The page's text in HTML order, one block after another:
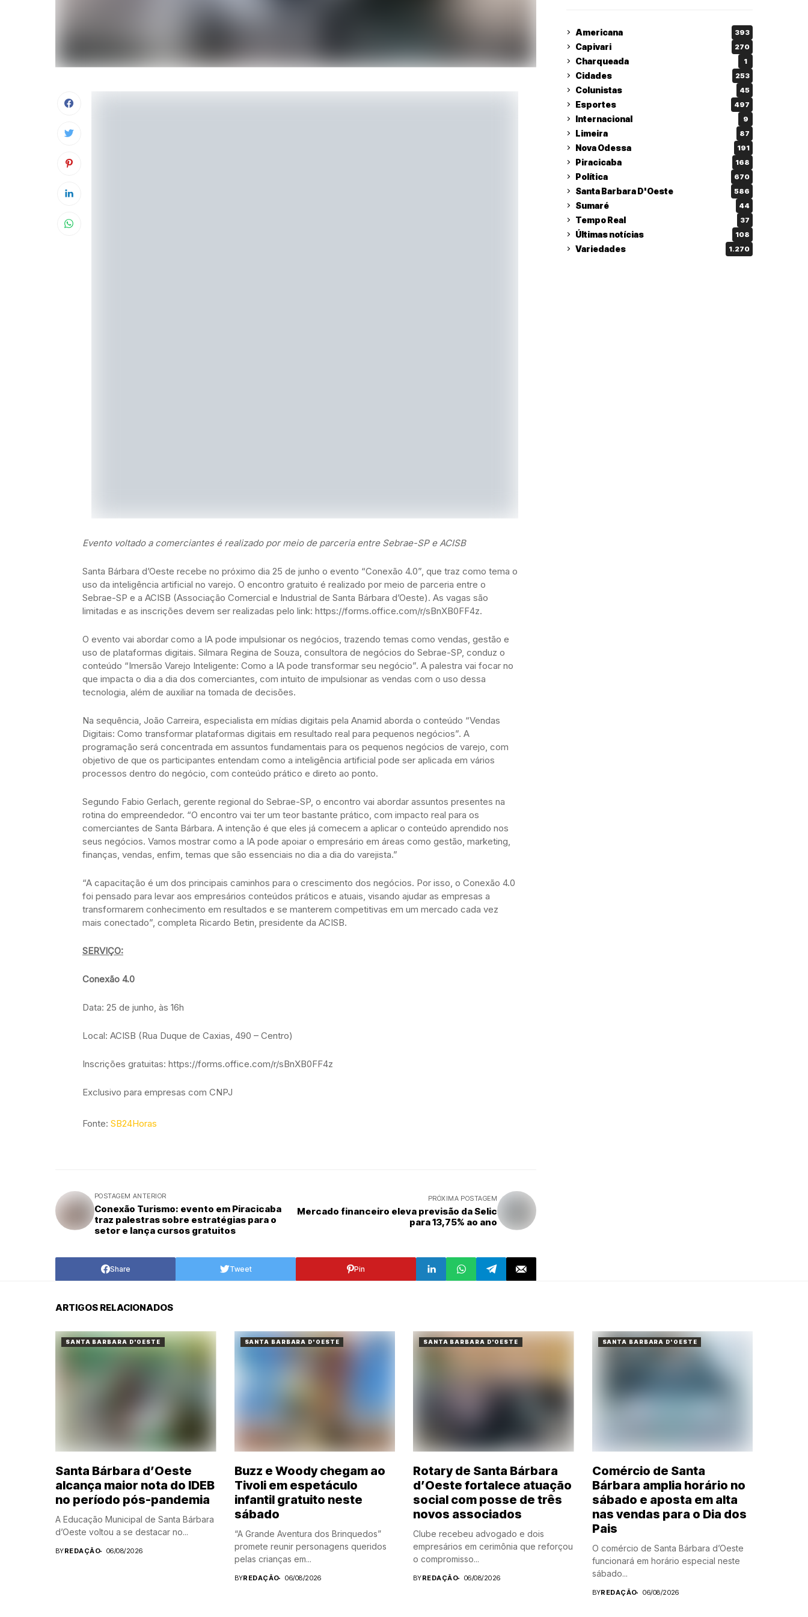
Evento voltado a comerciantes é realizado por meio de parceria entre Sebrae-SP e ACISB
Santa Bárbara d’Oeste recebe no próximo dia 25 de junho o evento “Conexão 4.0”, que traz como tema o
uso da inteligência artificial no varejo. O encontro gratuito é realizado por meio de parceria entre o
Sebrae-SP e a ACISB (Associação Comercial e Industrial de Santa Bárbara d’Oeste). As vagas são
limitadas e as inscrições devem ser realizadas pelo link: https://forms.office.com/r/sBnXB0FF4z.
O evento vai abordar como a IA pode impulsionar os negócios, trazendo temas como vendas, gestão e
uso de plataformas digitais. Silmara Regina de Souza, consultora de negócios do Sebrae-SP, conduz o
conteúdo “Imersão Varejo Inteligente: Como a IA pode transformar seu negócio”. A palestra vai focar no
que impacta o dia a dia dos comerciantes, com intuito de impulsionar as vendas com o uso dessa
tecnologia, além de auxiliar na tomada de decisões.
Na sequência, João Carreira, especialista em mídias digitais pela Anamid aborda o conteúdo “Vendas
Digitais: Como transformar plataformas digitais em resultado real para pequenos negócios”. A
programação será concentrada em assuntos fundamentais para os pequenos negócios de varejo, com
objetivo de que os participantes entendam como a inteligência artificial pode ser aplicada em vários
processos dentro do negócio, com conteúdo prático e direto ao ponto.
Segundo Fabio Gerlach, gerente regional do Sebrae-SP, o encontro vai abordar assuntos presentes na
rotina do empreendedor. “O encontro vai ter um teor bastante prático, com impacto real para os
comerciantes de Santa Bárbara. A intenção é que eles já comecem a aplicar o conteúdo aprendido nos
seus negócios. Vamos mostrar como a IA pode apoiar o empresário em áreas como gestão, marketing,
finanças, vendas, enfim, temas que são essenciais no dia a dia do varejista.”
“A capacitação é um dos principais caminhos para o crescimento dos negócios. Por isso, o Conexão 4.0
foi pensado para levar aos empresários conteúdos práticos e atuais, visando ajudar as empresas a
transformarem conhecimento em resultados e se manterem competitivas em um mercado cada vez
mais conectado”, completa Ricardo Betin, presidente da ACISB.
SERVIÇO:
Conexão 4.0
Data: 25 de junho, às 16h
Local: ACISB (Rua Duque de Caxias, 490 – Centro)
Inscrições gratuitas: https://forms.office.com/r/sBnXB0FF4z
Exclusivo para empresas com CNPJ
Fonte: SB24Horas
POSTAGEM ANTERIOR
Conexão Turismo: evento em Piracicaba
traz palestras sobre estratégias para o
setor e lança cursos gratuitos
PRÓXIMA POSTAGEM
Mercado financeiro eleva previsão da Selic
para 13,75% ao ano
Share Tweet Pin
Americana 393
Capivari 270
Charqueada 1
Cidades 253
Colunistas 45
Esportes 497
Internacional 9
Limeira 87
Nova Odessa 191
Piracicaba 168
Política 670
Santa Barbara D'Oeste 586
Sumaré 44
Tempo Real 37
Últimas notícias 108
Variedades 1.270
ARTIGOS RELACIONADOS
SANTA BARBARA D'OESTE
Santa Bárbara d’Oeste
alcança maior nota do IDEB
no período pós-pandemia
A Educação Municipal de Santa Bárbara
d’Oeste voltou a se destacar no...
BYREDAÇÃO 06/08/2026
SANTA BARBARA D'OESTE
Buzz e Woody chegam ao
Tivoli em espetáculo
infantil gratuito neste
sábado
“A Grande Aventura dos Brinquedos”
promete reunir personagens queridos
pelas crianças em...
BYREDAÇÃO 06/08/2026
SANTA BARBARA D'OESTE
Rotary de Santa Bárbara
d’Oeste fortalece atuação
social com posse de três
novos associados
Clube recebeu advogado e dois
empresários em cerimônia que reforçou
o compromisso...
BYREDAÇÃO 06/08/2026
SANTA BARBARA D'OESTE
Comércio de Santa
Bárbara amplia horário no
sábado e aposta em alta
nas vendas para o Dia dos
Pais
O comércio de Santa Bárbara d’Oeste
funcionará em horário especial neste
sábado...
BYREDAÇÃO 06/08/2026